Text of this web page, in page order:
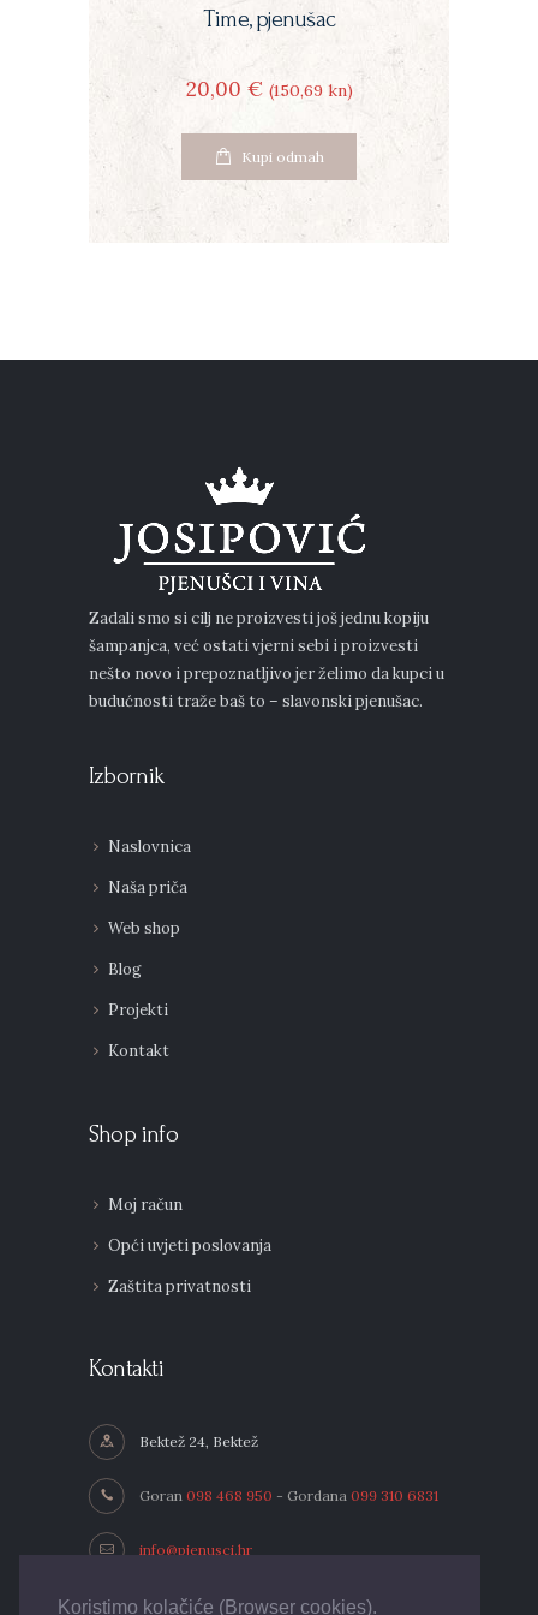
Koristimo kolačiće (Browser cookies).
Time, pjenušac
20 00 € (150 69kn)
Kupi odmah
Zadali smo si cilj ne proizvesti još jednu kopiju
šampanjca, već ostati vjerni sebi i proizvesti
nešto novo i prepoznatljivo jer želimo da kupci u
budućnosti traže baš to – slavonski pjenušac.
Izbornik
Naslovnica
Naša priča
Web shop
Blog
Projekti
Kontakt
Shop info
Moj račun
Opći uvjeti poslovanja
Zaštita privatnosti
Kontakti
Bektež 24, Bektež
Goran098 468 950 - Gordana099 310 6831
info@pjenusci.hr